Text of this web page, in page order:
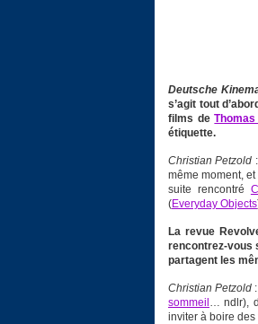
Deutsche
s’agit tout
films de
étiquette.
Christian Petzold
même moment,
suite rencontré
(Everyday Objects
La revue
rencontrez-vous
partagent les
Christian Petzold
sommeil … ndlr),
inviter à boire des